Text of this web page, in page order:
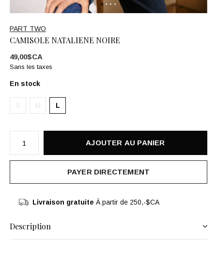
PART TWO
CAMISOLE NATALIENE NOIRE
49,00$CA
Sans les taxes
En stock
S M L
AJOUTER AU PANIER
PAYER DIRECTEMENT
Livraison gratuite À partir de 250,-$CA
Description